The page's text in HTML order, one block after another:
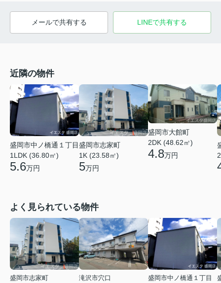
メールで共有する LINEで共有する
近隣の物件
盛岡市中ノ橋通１丁目
1LDK (36.80㎡)
5.6万円
盛岡市志家町
1K (23.58㎡)
5万円
盛岡市大館町
2DK (48.62㎡)
4.8万円
よく見られている物件
盛岡市志家町
滝沢市穴口
盛岡市中ノ橋通１丁目